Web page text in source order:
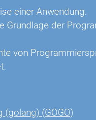
einer Anwendung.
Grundlage der
von
(GOGO)